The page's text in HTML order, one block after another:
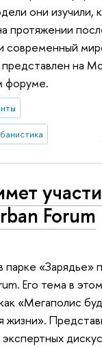
они изучили,
протяжении
современный
на
форуме.
Forum
«Зарядье»
Его тема в
«Мегаполис
жизни».